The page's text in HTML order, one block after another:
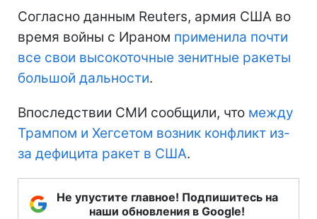
Согласно данным Reuters, армия США во
время войны с Ираном применила почти
все свои высокоточные зенитные ракеты
большой дальности.
Впоследствии СМИ сообщили, что между
Трампом и Хегсетом возник конфликт из-
за дефицита ракет в США.
Не упустите главное! Подпишитесь на
наши обновления в Google!